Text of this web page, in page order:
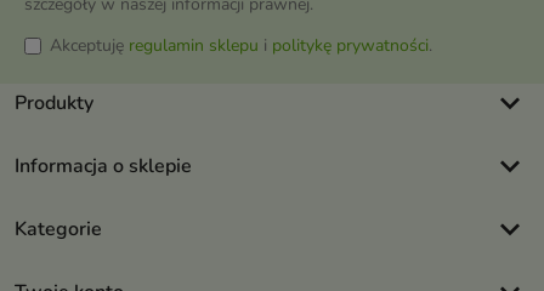
Akceptuję regulamin sklepu i politykę prywatności.
Produkty keyboard_arrow_down
Informacja o sklepie keyboard_arrow_down
Kategorie keyboard_arrow_down